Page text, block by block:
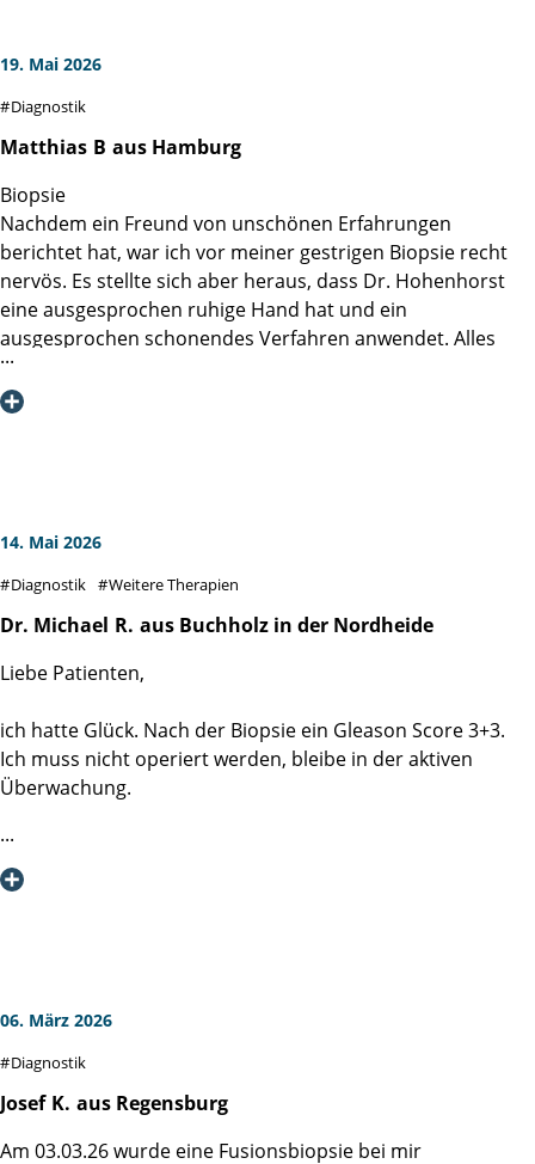
19. Mai 2026
Diagnostik
Matthias B aus Hamburg
Biopsie
Nachdem ein Freund von unschönen Erfahrungen
berichtet hat, war ich vor meiner gestrigen Biopsie recht
nervös. Es stellte sich aber heraus, dass Dr. Hohenhorst
eine ausgesprochen ruhige Hand hat und ein
ausgesprochen schonendes Verfahren anwendet. Alles
halb so schlimm, nach der lokalen Betäubung ist man
schon fast fertig. Also keine Sorge vor der Biopsie.
14. Mai 2026
Diagnostik Weitere Therapien
Dr. Michael R. aus Buchholz in der Nordheide
Liebe Patienten,
ich hatte Glück. Nach der Biopsie ein Gleason Score 3+3.
Ich muss nicht operiert werden, bleibe in der aktiven
Überwachung.
Aus diesem Anlass möchte ich einmal die exzellente
Diagnostik der Martini-Klinik loben. Jeder hat vor der
Fusionsbiopsie, d.h. das Bild des MRT und das Bild des
rektalen Ultraschalls werden elektronisch
06. März 2026
Diagnostik
Josef K. aus Regensburg
Am 03.03.26 wurde eine Fusionsbiopsie bei mir